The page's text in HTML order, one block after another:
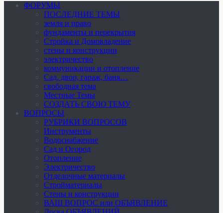
ФОРУМЫ
ПОСЛЕДНИЕ ТЕМЫ
земля и право
фундаменты и перекрытия
Стройка и Домовладение
стены и конструкции
электричество
коммуникации и отопление
Cад, двор, гараж, баня…
свободная тема
Местные Темы
СОЗДАТЬ СВОЮ ТЕМУ
ВОПРОСЫ
РУБРИКИ ВОПРОСОВ
Инструменты
Водоснабжение
Сад и Огород
Отопление
Электричество
Отделочные материалы
Стройматериалы
Стены и конструкции
ВАШ ВОПРОС или ОБЪЯВЛЕНИЕ